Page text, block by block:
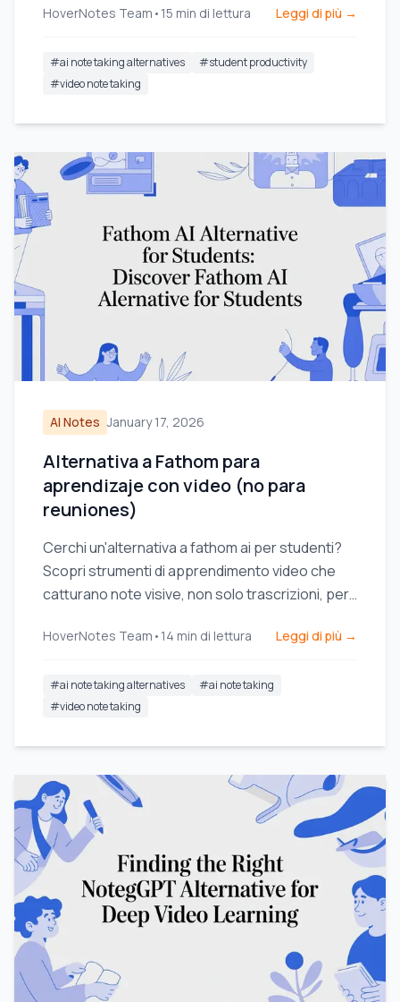
l'apprendimento.
HoverNotes Team • 15 min di lettura Leggi di più →
#ai note taking alternatives #student productivity
#video note taking
AI Notes January 17, 2026
Alternativa a Fathom para
aprendizaje con video (no para
reuniones)
Cerchi un'alternativa a fathom ai per studenti?
Scopri strumenti di apprendimento video che
catturano note visive, non solo trascrizioni, per
HoverNotes Team • 14 min di lettura Leggi di più →
#ai note taking alternatives #ai note taking
#video note taking